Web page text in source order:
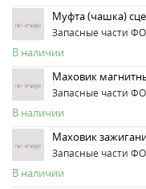
Муфта (чашка)
Запасные части
В наличии
Маховик
Запасные части
В наличии
Маховик
Запасные части
В наличии